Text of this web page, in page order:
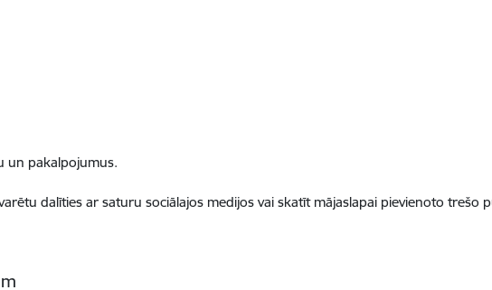
un pakalpojumus.
dalīties ar saturu sociālajos medijos vai skatīt mājaslapai pievienoto trešo